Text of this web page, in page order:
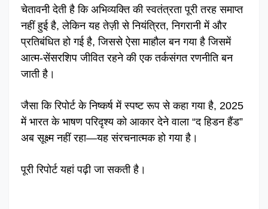
चेतावनी देती है कि अभिव्यक्ति की स्वतंत्रता पूरी तरह समाप्त
नहीं हुई है, लेकिन यह तेज़ी से नियंत्रित, निगरानी में और
प्रतिबंधित हो गई है, जिससे ऐसा माहौल बन गया है जिसमें
आत्म-सेंसरशिप जीवित रहने की एक तर्कसंगत रणनीति बन
जाती है।
जैसा कि रिपोर्ट के निष्कर्ष में स्पष्ट रूप से कहा गया है, 2025
में भारत के भाषण परिदृश्य को आकार देने वाला “द हिडन हैंड”
अब सूक्ष्म नहीं रहा—यह संरचनात्मक हो गया है।
पूरी रिपोर्ट यहां पढ़ी जा सकती है।